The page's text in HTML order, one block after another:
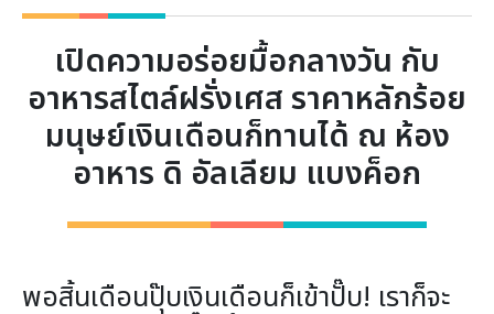
เปิดความอร่อยมื้อกลางวัน กับ
อาหารสไตล์ฝรั่งเศส ราคาหลักร้อย
มนุษย์เงินเดือนก็ทานได้ ณ ห้อง
อาหาร ดิ อัลเลียม แบงค็อก
พอสิ้นเดือนปุ๊บเงินเดือนก็เข้าปั๊บ! เราก็จะ